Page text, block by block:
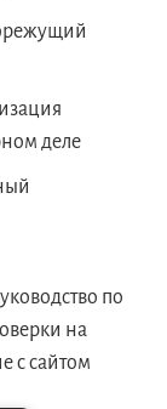
деле
по
на
с сайтом